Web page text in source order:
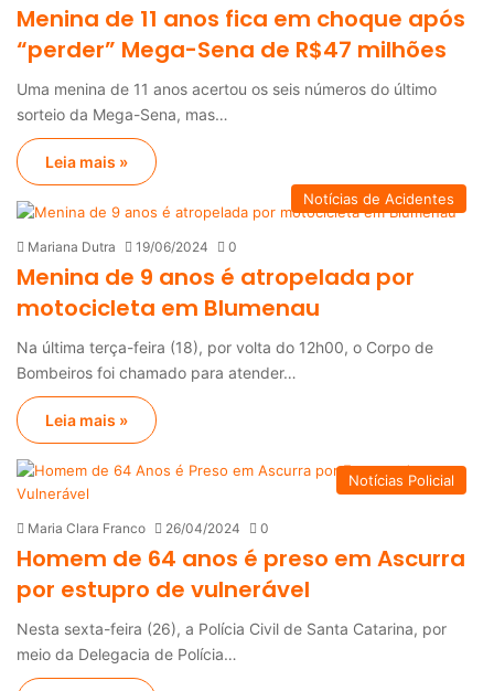
Menina de 11 anos fica em choque após
“perder” Mega-Sena de R$47 milhões
Uma menina de 11 anos acertou os seis números do último
sorteio da Mega-Sena, mas…
Leia mais »
Notícias de Acidentes
Mariana Dutra 19/06/2024 0
Menina de 9 anos é atropelada por
motocicleta em Blumenau
Na última terça-feira (18), por volta do 12h00, o Corpo de
Bombeiros foi chamado para atender…
Leia mais »
Notícias Policial
Maria Clara Franco 26/04/2024 0
Homem de 64 anos é preso em Ascurra
por estupro de vulnerável
Nesta sexta-feira (26), a Polícia Civil de Santa Catarina, por
meio da Delegacia de Polícia…